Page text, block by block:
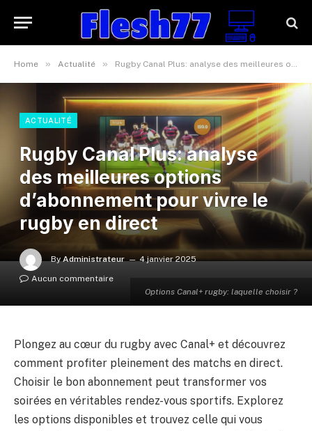
Home » Actualité » Rugby Canal Plus: analyse des meilleures options d’abonnement pour vivre le rugby en direct
Options Canal+ rugby: laquelle choisir ?
ACTUALITÉ
Rugby Canal Plus: analyse
des meilleures options
d’abonnement pour vivre le
rugby en direct
By Administrateur
4 janvier 2025
Aucun commentaire
Plongez au cœur du rugby avec Canal+ et découvrez
comment profiter pleinement des matchs en direct.
Choisir le bon abonnement peut transformer vos
soirées en véritables rendez-vous sportifs. Explorez
les options disponibles et trouvez celle qui vous